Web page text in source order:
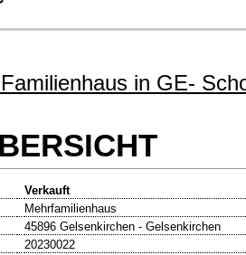
in GE-
Verkauft
Mehrfamilienhaus
45896 Gelsenkirchen - Gelsenkirchen
20230022